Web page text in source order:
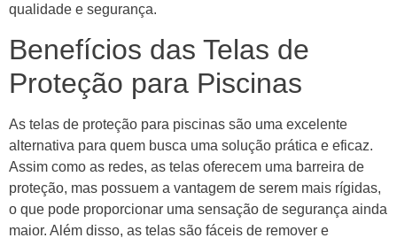
qualidade e segurança.
Benefícios das Telas de
Proteção para Piscinas
As telas de proteção para piscinas são uma excelente
alternativa para quem busca uma solução prática e eficaz.
Assim como as redes, as telas oferecem uma barreira de
proteção, mas possuem a vantagem de serem mais rígidas,
o que pode proporcionar uma sensação de segurança ainda
maior. Além disso, as telas são fáceis de remover e